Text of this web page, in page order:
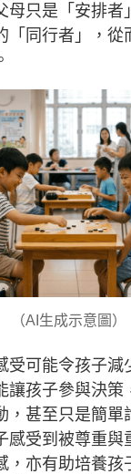
母只是「安排者
「同行者」，從
（AI生成示意圖）
受可能令孩子減
讓孩子參與決策
，甚至只是簡單
感受到被尊重與
，亦有助培養孩